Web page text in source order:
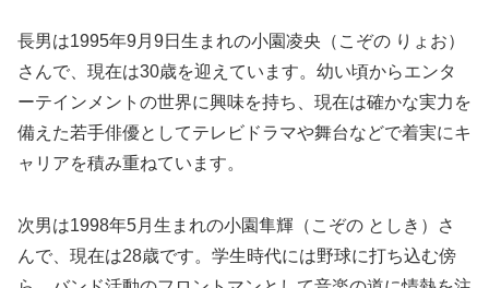
長男は1995年9月9日生まれの小園凌央（こぞの りょお）
さんで、現在は30歳を迎えています。幼い頃からエンタ
ーテインメントの世界に興味を持ち、現在は確かな実力を
備えた若手俳優としてテレビドラマや舞台などで着実にキ
ャリアを積み重ねています。
次男は1998年5月生まれの小園隼輝（こぞの としき）さ
んで、現在は28歳です。学生時代には野球に打ち込む傍